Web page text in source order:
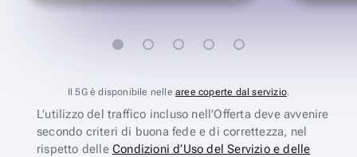
Il 5G è disponibile nelle aree coperte dal servizio.
L’utilizzo del traffico incluso nell’Offerta deve avvenire
secondo criteri di buona fede e di correttezza, nel
rispetto delle Condizioni d’Uso del Servizio e delle